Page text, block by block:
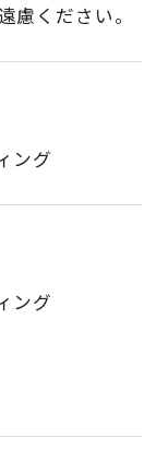
ください。​
ング
ィング